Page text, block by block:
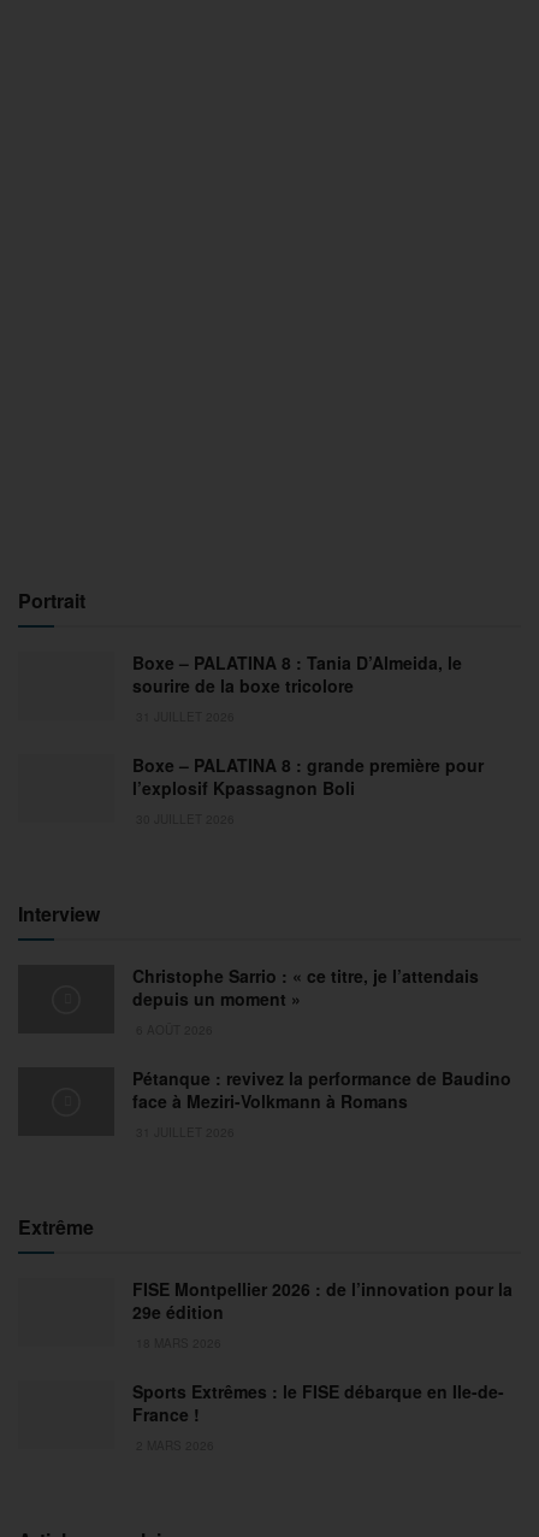
Portrait
Boxe – PALATINA 8 : Tania D’Almeida, le
sourire de la boxe tricolore
Boxe – PALATINA 8 : grande première pour
l’explosif Kpassagnon Boli
Interview
Christophe Sarrio : « ce titre, je l’attendais
depuis un moment »
Pétanque : revivez la performance de Baudino
face à Meziri-Volkmann à Romans
Extrême
FISE Montpellier 2026 : de l’innovation pour la
29e édition
Sports Extrêmes : le FISE débarque en Ile-de-
France !